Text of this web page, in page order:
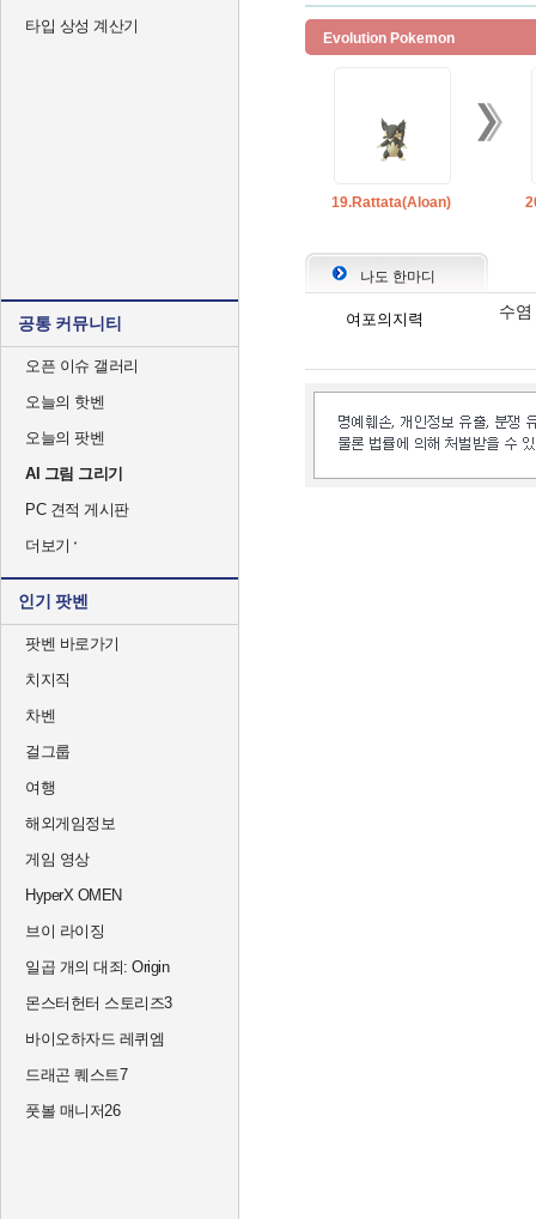
타입 상성 계산기
공통 커뮤니티
오픈 이슈 갤러리
오늘의 핫벤
오늘의 팟벤
AI 그림 그리기
PC 견적 게시판
더보기
인기 팟벤
팟벤 바로가기
치지직
차벤
걸그룹
여행
해외게임정보
게임 영상
HyperX OMEN
브이 라이징
일곱 개의 대죄: Origin
몬스터헌터 스토리즈3
바이오하자드 레퀴엠
드래곤 퀘스트7
풋볼 매니저26
Evolution Pokemon
19.Rattata(Aloan)
나도 한마디
여포의지력 수